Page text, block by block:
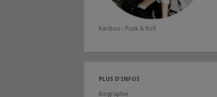
Kariboo : Punk & Roll
PLUS D’INFOS
Biographie